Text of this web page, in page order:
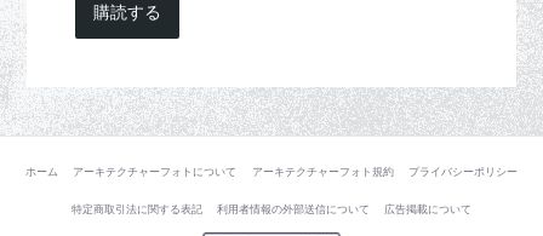
購読する
ホーム アーキテクチャーフォトについて アーキテクチャーフォト規約 プライバシーポリシー
特定商取引法に関する表記 利用者情報の外部送信について 広告掲載について